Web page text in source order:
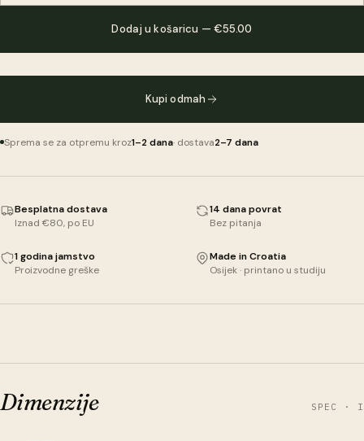
Dodaj u košaricu — €55.00
Kupi odmah
Sprema se za otpremu kroz1–2 dana· dostava2–7 dana
Besplatna dostava
Iznad €80, po EU
14 dana povrat
Bez pitanja
1 godina jamstvo
Proizvodne greške
Made in Croatia
Osijek · printano u studiju
Dimenzije SPEC · I